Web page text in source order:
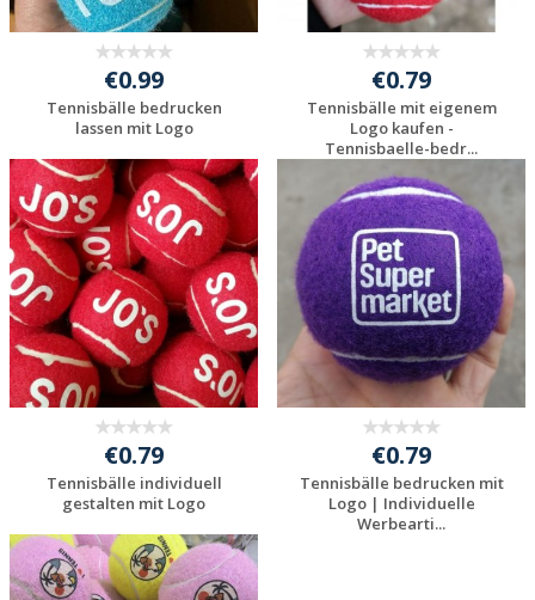
€0.99
Tennisbälle bedrucken
lassen mit Logo
Jetzt Angebot
anfordern
€0.79
Tennisbälle mit eigenem
Logo kaufen -
Tennisbaelle-bedr...
Jetzt Angebot
anfordern
€0.79
Tennisbälle individuell
gestalten mit Logo
Jetzt Angebot
anfordern
€0.79
Tennisbälle bedrucken mit
Logo | Individuelle
Werbearti...